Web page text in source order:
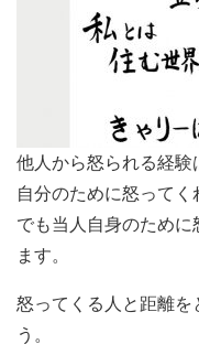
他人から怒られる経験
自分のために怒ってく
でも当人自身のために
ます。
怒ってくる人と距離を
う。